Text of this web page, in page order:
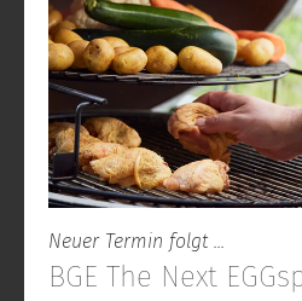
Neuer Termin folgt ...
BGE The Next